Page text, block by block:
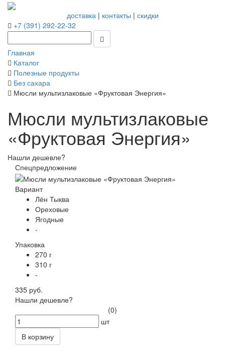
доставка| контакты | скидки
+7 (391) 292-22-32
Главная
Каталог
Полезные продукты
Без сахара
Мюсли мультизлаковые «Фруктовая Энергия»
Мюсли мультизлаковые
«Фруктовая Энергия»
Нашли дешевле?
Спецпредложение
Вариант
Лён Тыква
Ореховые
Ягодные
-
Упаковка
270 г
310 г
-
335 руб.
Нашли дешевле?
(0)
шт
В корзину